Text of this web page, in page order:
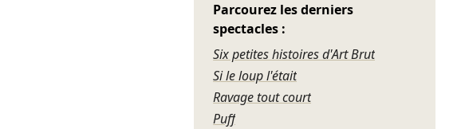
Parcourez les derniers
spectacles :
Six petites histoires d'Art Brut
Si le loup l'était
Ravage tout court
Puff